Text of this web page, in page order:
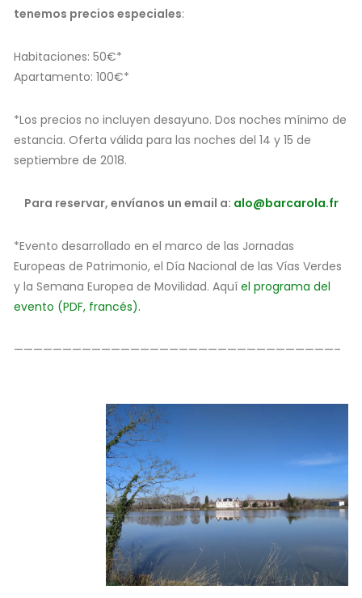
tenemos precios especiales:
Habitaciones: 50€*
Apartamento: 100€*
*Los precios no incluyen desayuno. Dos noches mínimo de
estancia. Oferta válida para las noches del 14 y 15 de
septiembre de 2018.
Para reservar, envíanos un email a: alo@barcarola.fr
*Evento desarrollado en el marco de las Jornadas
Europeas de Patrimonio, el Día Nacional de las Vías Verdes
y la Semana Europea de Movilidad. Aquí el programa del
evento (PDF, francés).
—————————————————————————————————–